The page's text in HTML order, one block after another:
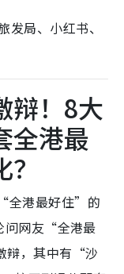
发局、小红书、
辩！8大
全港最
全港最好住”的
问网友“全港最
辩，其中有“沙